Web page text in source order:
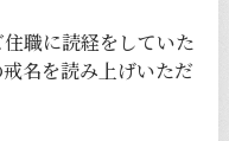
職に読経をしていた
名を読み上げいただ